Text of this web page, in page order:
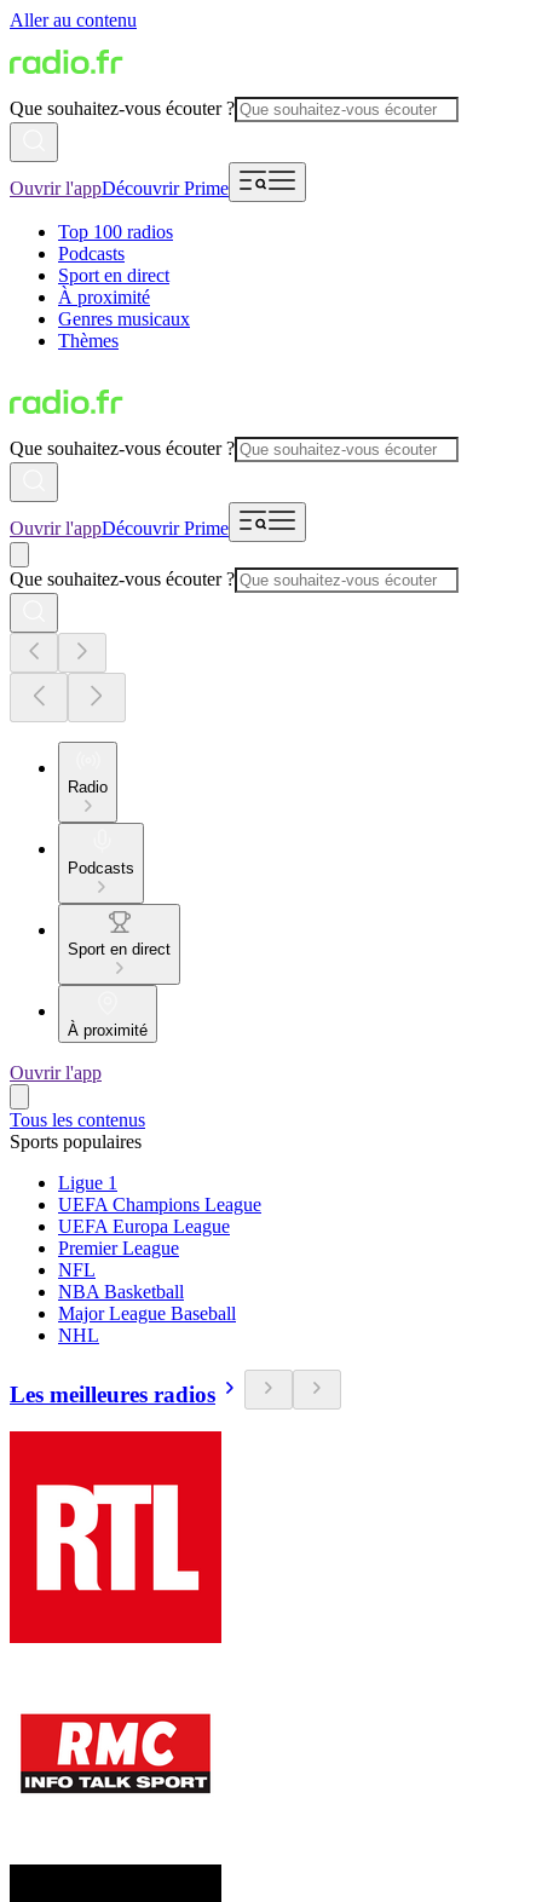
Aller au contenu
Que souhaitez-vous écouter ?
Ouvrir l'appDécouvrir Prime
Top 100 radios
Podcasts
Sport en direct
À proximité
Genres musicaux
Thèmes
Que souhaitez-vous écouter ?
Ouvrir l'appDécouvrir Prime
Que souhaitez-vous écouter ?
Radio
Podcasts
Sport en direct
À proximité
Ouvrir l'app
Tous les contenus
Sports populaires
Ligue 1
UEFA Champions League
UEFA Europa League
Premier League
NFL
NBA Basketball
Major League Baseball
NHL
Les meilleures radios